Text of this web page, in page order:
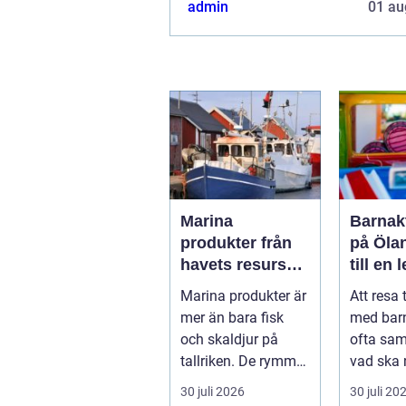
admin 01
Marina
produkter från
havets resurser
till hållbara
upplevelser
Marina produkter är
mer än bara fisk
och skaldjur på
tallriken. De rymmer
allt från mat och
30 juli 2026
på
till en
för
Att resa
med
ofta
vad ska
30 juli